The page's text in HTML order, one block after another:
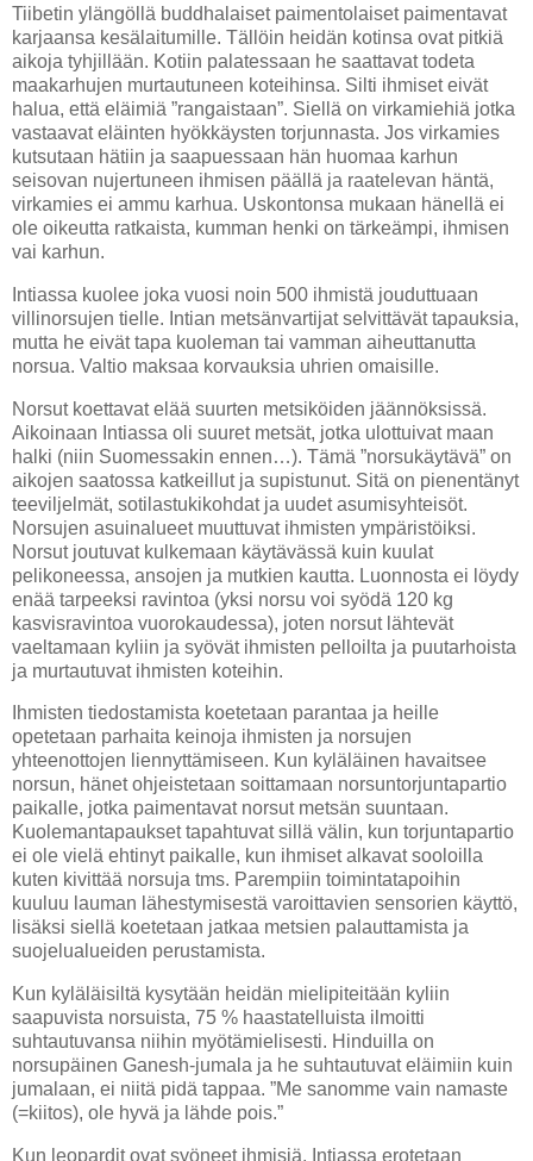
Tiibetin ylängöllä buddhalaiset paimentolaiset paimentavat
karjaansa kesälaitumille. Tällöin heidän kotinsa ovat pitkiä
aikoja tyhjillään. Kotiin palatessaan he saattavat todeta
maakarhujen murtautuneen koteihinsa. Silti ihmiset eivät
halua, että eläimiä ”rangaistaan”. Siellä on virkamiehiä jotka
vastaavat eläinten hyökkäysten torjunnasta. Jos virkamies
kutsutaan hätiin ja saapuessaan hän huomaa karhun
seisovan nujertuneen ihmisen päällä ja raatelevan häntä,
virkamies ei ammu karhua. Uskontonsa mukaan hänellä ei
ole oikeutta ratkaista, kumman henki on tärkeämpi, ihmisen
vai karhun.
Intiassa kuolee joka vuosi noin 500 ihmistä jouduttuaan
villinorsujen tielle. Intian metsänvartijat selvittävät tapauksia,
mutta he eivät tapa kuoleman tai vamman aiheuttanutta
norsua. Valtio maksaa korvauksia uhrien omaisille.
Norsut koettavat elää suurten metsiköiden jäännöksissä.
Aikoinaan Intiassa oli suuret metsät, jotka ulottuivat maan
halki (niin Suomessakin ennen…). Tämä ”norsukäytävä” on
aikojen saatossa katkeillut ja supistunut. Sitä on pienentänyt
teeviljelmät, sotilastukikohdat ja uudet asumisyhteisöt.
Norsujen asuinalueet muuttuvat ihmisten ympäristöiksi.
Norsut joutuvat kulkemaan käytävässä kuin kuulat
pelikoneessa, ansojen ja mutkien kautta. Luonnosta ei löydy
enää tarpeeksi ravintoa (yksi norsu voi syödä 120 kg
kasvisravintoa vuorokaudessa), joten norsut lähtevät
vaeltamaan kyliin ja syövät ihmisten pelloilta ja puutarhoista
ja murtautuvat ihmisten koteihin.
Ihmisten tiedostamista koetetaan parantaa ja heille
opetetaan parhaita keinoja ihmisten ja norsujen
yhteenottojen liennyttämiseen. Kun kyläläinen havaitsee
norsun, hänet ohjeistetaan soittamaan norsuntorjuntapartio
paikalle, jotka paimentavat norsut metsän suuntaan.
Kuolemantapaukset tapahtuvat sillä välin, kun torjuntapartio
ei ole vielä ehtinyt paikalle, kun ihmiset alkavat sooloilla
kuten kivittää norsuja tms. Parempiin toimintatapoihin
kuuluu lauman lähestymisestä varoittavien sensorien käyttö,
lisäksi siellä koetetaan jatkaa metsien palauttamista ja
suojelualueiden perustamista.
Kun kyläläisiltä kysytään heidän mielipiteitään kyliin
saapuvista norsuista, 75 % haastatelluista ilmoitti
suhtautuvansa niihin myötämielisesti. Hinduilla on
norsupäinen Ganesh-jumala ja he suhtautuvat eläimiin kuin
jumalaan, ei niitä pidä tappaa. ”Me sanomme vain namaste
(=kiitos), ole hyvä ja lähde pois.”
Kun leopardit ovat syöneet ihmisiä, Intiassa erotetaan